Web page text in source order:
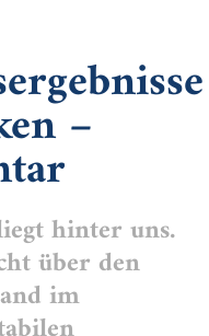
–
hinter uns.
über den
im